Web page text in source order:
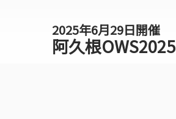
2025年6月29日開催
阿久根OWS2025